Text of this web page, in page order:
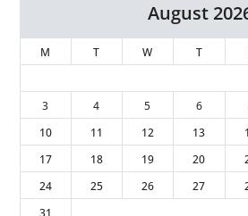
August
M T W T
3
4 5 6
10
11 12 13
17
18 19 20
24
25 26 27